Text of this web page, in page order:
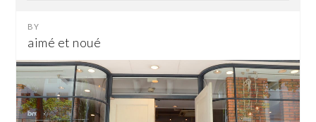
aimé et noué